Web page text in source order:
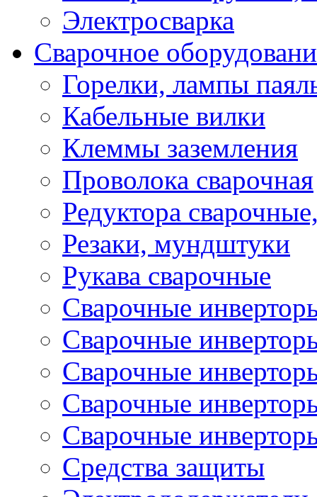
Электросварка
Сварочное
Горелки, лампы
Кабельные вилки
Клеммы заземления
Проволока сварочная
Редуктора
Резаки, мундштуки
Рукава сварочные
Сварочные
Сварочные
Сварочные
Сварочные
Сварочные
Средства защиты